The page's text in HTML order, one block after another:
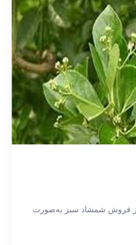
فروش شمشاد سبز به‌صورت